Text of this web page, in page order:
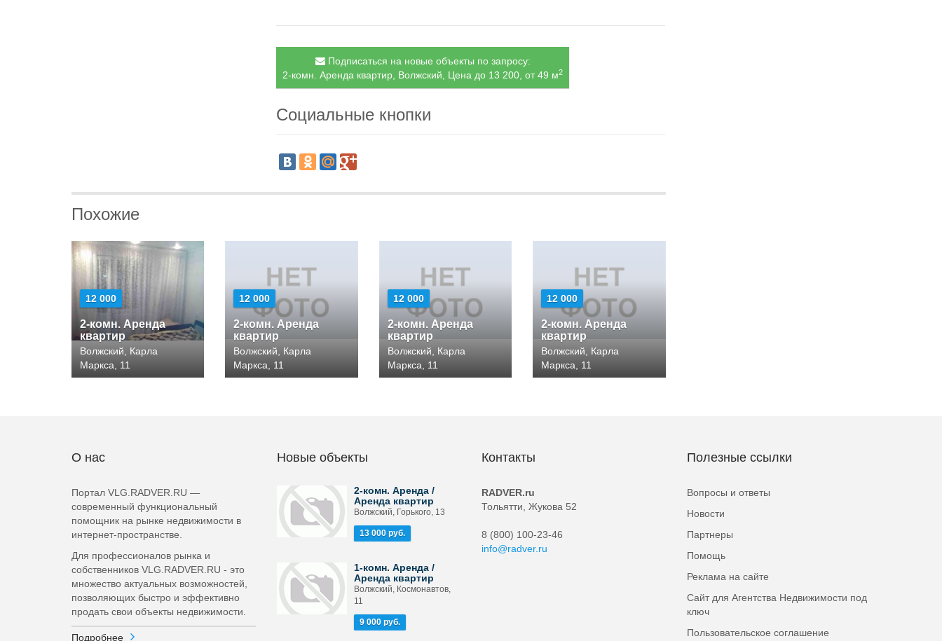
Подписаться на новые объекты по запросу:
2-комн. Аренда квартир, Волжский, Цена до 13 200, от 49 м2
Социальные кнопки
Похожие
12 000
2-комн. Аренда
квартир
Волжский, Карла
Маркса, 11
12 000
2-комн. Аренда
квартир
Волжский, Карла
Маркса, 11
12 000
2-комн. Аренда
квартир
Волжский, Карла
Маркса, 11
12 000
2-комн. Аренда
квартир
Волжский, Карла
Маркса, 11
О нас
Портал VLG.RADVER.RU —
современный функциональный
помощник на рынке недвижимости в
интернет-пространстве.
Для профессионалов рынка и
собственников VLG.RADVER.RU - это
множество актуальных возможностей,
позволяющих быстро и эффективно
продать свои объекты недвижимости.
Подробнее
Новые объекты
2-комн. Аренда /
Аренда квартир
Волжский, Горького, 13
13 000 руб.
1-комн. Аренда /
Аренда квартир
Волжский, Космонавтов,
11
9 000 руб.
Контакты
RADVER.ru
Тольятти, Жукова 52
8 (800) 100-23-46
info@radver.ru
Полезные ссылки
Вопросы и ответы
Новости
Партнеры
Помощь
Реклама на сайте
Сайт для Агентства Недвижимости под
ключ
Пользовательское соглашение